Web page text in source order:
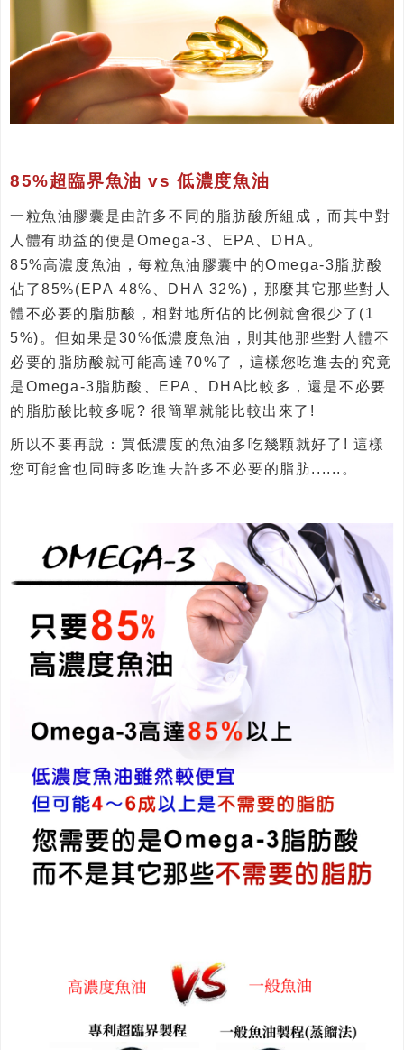
85%超臨界魚油 vs 低濃度魚油
一粒魚油膠囊是由許多不同的脂肪酸所組成，而其中對
人體有助益的便是Omega-3、EPA、DHA。
85%高濃度魚油，每粒魚油膠囊中的Omega-3脂肪酸
佔了85%(EPA 48%、DHA 32%)，那麼其它那些對人
體不必要的脂肪酸，相對地所佔的比例就會很少了(1
5%)。但如果是30%低濃度魚油，則其他那些對人體不
必要的脂肪酸就可能高達70%了，這樣您吃進去的究竟
是Omega-3脂肪酸、EPA、DHA比較多，還是不必要
的脂肪酸比較多呢? 很簡單就能比較出來了!
所以不要再說：買低濃度的魚油多吃幾顆就好了! 這樣
您可能會也同時多吃進去許多不必要的脂肪......。